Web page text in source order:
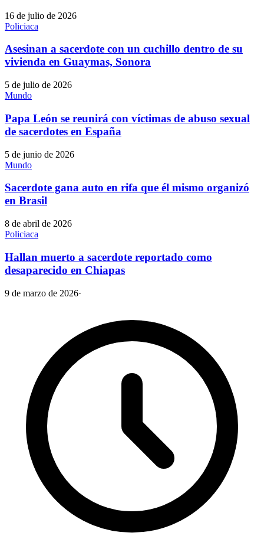
16 de julio de 2026
Policiaca
Asesinan a sacerdote con un cuchillo dentro de su
vivienda en Guaymas, Sonora
5 de julio de 2026
Mundo
Papa León se reunirá con víctimas de abuso sexual
de sacerdotes en España
5 de junio de 2026
Mundo
Sacerdote gana auto en rifa que él mismo organizó
en Brasil
8 de abril de 2026
Policiaca
Hallan muerto a sacerdote reportado como
desaparecido en Chiapas
9 de marzo de 2026·